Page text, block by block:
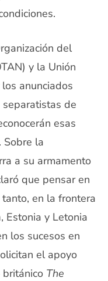
del
y la Unión
anunciados
de
esas
Sobre la
a su armamento
que pensar en
tanto, en la frontera
Estonia y Letonia
los sucesos en
el apoyo
The